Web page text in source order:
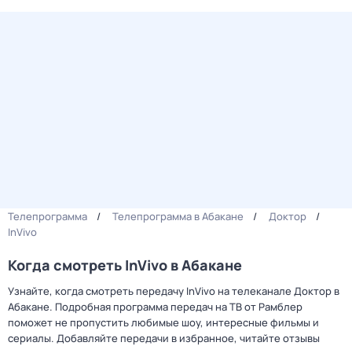
Телепрограмма Телепрограмма в Абакане
Доктор
InVivo
Когда смотреть InVivo в Абакане
Узнайте, когда смотреть передачу InVivo на телеканале Доктор в
Абакане. Подробная программа передач на ТВ от Рамблер
поможет не пропустить любимые шоу, интересные фильмы и
сериалы. Добавляйте передачи в избранное, читайте отзывы